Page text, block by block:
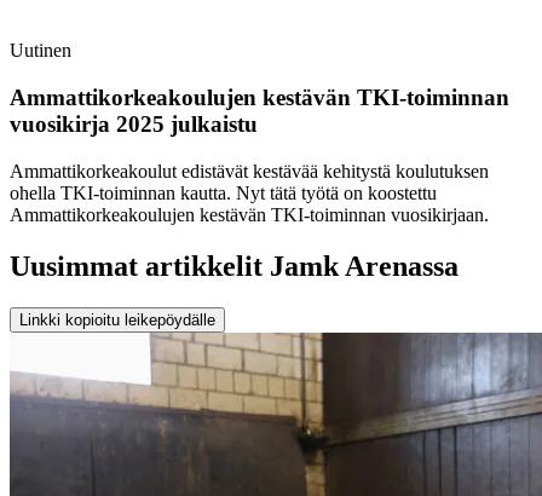
Uutinen
Ammattikorkeakoulujen kestävän TKI-toiminnan
vuosikirja 2025 julkaistu
Ammattikorkeakoulut edistävät kestävää kehitystä koulutuksen
ohella TKI-toiminnan kautta. Nyt tätä työtä on koostettu
Ammattikorkeakoulujen kestävän TKI-toiminnan vuosikirjaan.
Uusimmat artikkelit Jamk Arenassa
Linkki kopioitu leikepöydälle